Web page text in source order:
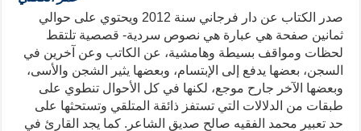
صدر الكتاب عن دار فرجاني سنة 2012 ويحتوي على حوالي
ثمانين صفحة هي عبارة هي نصوص سردية- قصصية تلتقط
لحظات ومواقف بسيطة وهامشية، عن الكاتب وعن آخرين في
السجن، بعضها يدفع إلى الإبتسام، وبعضها يثير الشجن والأسى،
وبعضها الآخر جارح موجع، لكنها في كل الأحوال تنطوي على
طبقات من الدلالات التي تستفز ذائقة المتلقي وتستحثها على
حد تعبير محمد الفقيه صالح صديق الشاعر. كما يجد القارئ في